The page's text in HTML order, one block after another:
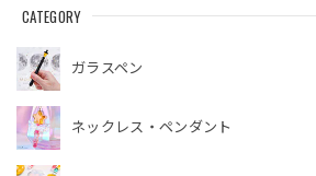
CATEGORY
ガラスペン
ネックレス・ペンダント